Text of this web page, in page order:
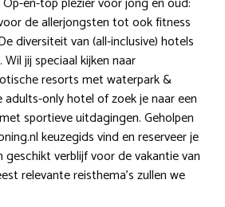
de allerjongsten tot ook fitness
diversiteit van (all-inclusive) hotels
jij speciaal kijken naar
resorts met waterpark &
adults-only hotel of zoek je naar een
sportieve uitdagingen. Geholpen
keuzegids vind en reserveer je
geschikt verblijf voor de vakantie van
relevante reisthema’s zullen we